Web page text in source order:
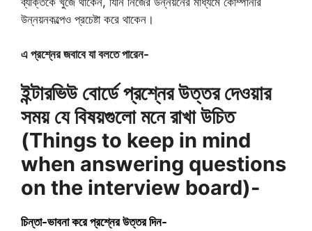
উন্নয়নকল্পেও প্রচেষ্টা করে থাকেন।
এ প্রশ্নের জবাবে যা বলতে পারেন-
ইন্টারভিউ বোর্ডে প্রশ্নের উত্তর দেওয়ার
সময় যে বিষয়গুলো মনে রাখা উচিত
(Things to keep in mind
when answering questions
on the interview board)-
চিন্তা-ভাবনা করে প্রশ্নের উত্তর দিন-